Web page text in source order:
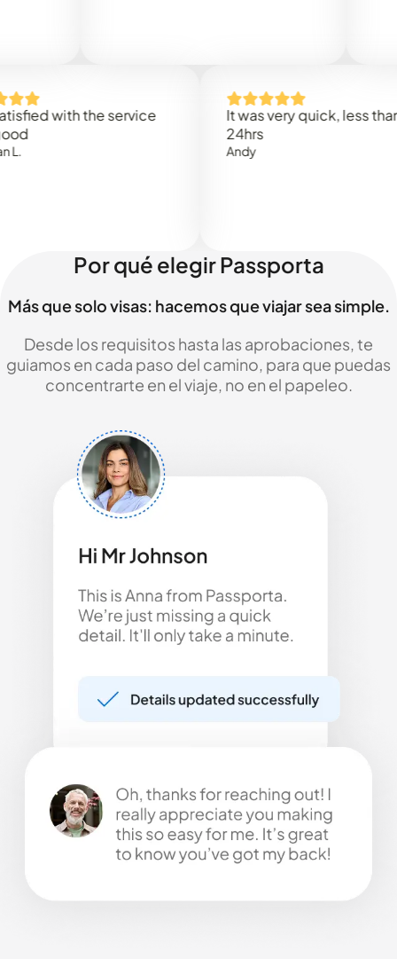
with the service
It was very quick, less than
Por qué elegir Passporta
Más que solo visas: hacemos que viajar sea simple.
Desde los requisitos hasta las aprobaciones, te
guiamos en cada paso del camino, para que puedas
concentrarte en el viaje, no en el papeleo.